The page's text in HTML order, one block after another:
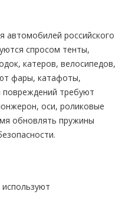
российского
спросом тенты,
катеров, велосипедов,
фары, катафоты,
повреждений требуют
оси, роликовые
обновлять пружины
используют